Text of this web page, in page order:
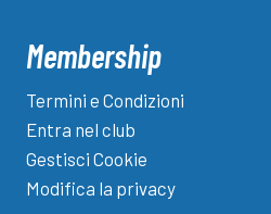
Membership
Termini e Condizioni
Entra nel club
Gestisci Cookie
Modifica la privacy